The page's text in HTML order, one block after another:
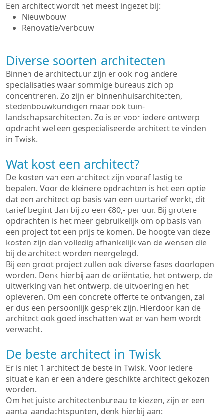
Een architect wordt het meest ingezet bij:
Nieuwbouw
Renovatie/verbouw
Diverse soorten architecten
Binnen de architectuur zijn er ook nog andere
specialisaties waar sommige bureaus zich op
concentreren. Zo zijn er binnenhuisarchitecten,
stedenbouwkundigen maar ook tuin-
landschapsarchitecten. Zo is er voor iedere ontwerp
opdracht wel een gespecialiseerde architect te vinden
in Twisk.
Wat kost een architect?
De kosten van een architect zijn vooraf lastig te
bepalen. Voor de kleinere opdrachten is het een optie
dat een architect op basis van een uurtarief werkt, dit
tarief begint dan bij zo een €80,- per uur. Bij grotere
opdrachten is het meer gebruikelijk om op basis van
een project tot een prijs te komen. De hoogte van deze
kosten zijn dan volledig afhankelijk van de wensen die
bij de architect worden neergelegd.
Bij een groot project zullen ook diverse fases doorlopen
worden. Denk hierbij aan de oriëntatie, het ontwerp, de
uitwerking van het ontwerp, de uitvoering en het
opleveren. Om een concrete offerte te ontvangen, zal
er dus een persoonlijk gesprek zijn. Hierdoor kan de
architect ook goed inschatten wat er van hem wordt
verwacht.
De beste architect in Twisk
Er is niet 1 architect de beste in Twisk. Voor iedere
situatie kan er een andere geschikte architect gekozen
worden.
Om het juiste architectenbureau te kiezen, zijn er een
aantal aandachtspunten, denk hierbij aan: